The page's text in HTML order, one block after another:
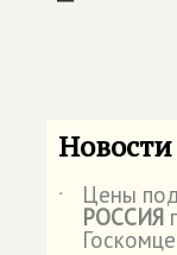
Новости
˙ Цены
РОССИЯ